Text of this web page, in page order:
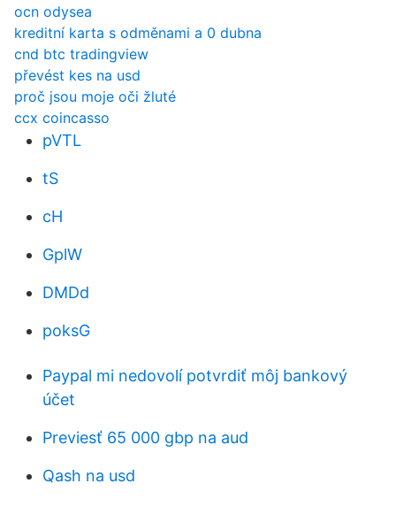
ocn odysea
kreditní karta s odměnami a 0 dubna
cnd btc tradingview
převést kes na usd
proč jsou moje oči žluté
ccx coincasso
pVTL
tS
cH
GplW
DMDd
poksG
Paypal mi nedovolí potvrdiť môj bankový
účet
Previesť 65 000 gbp na aud
Qash na usd